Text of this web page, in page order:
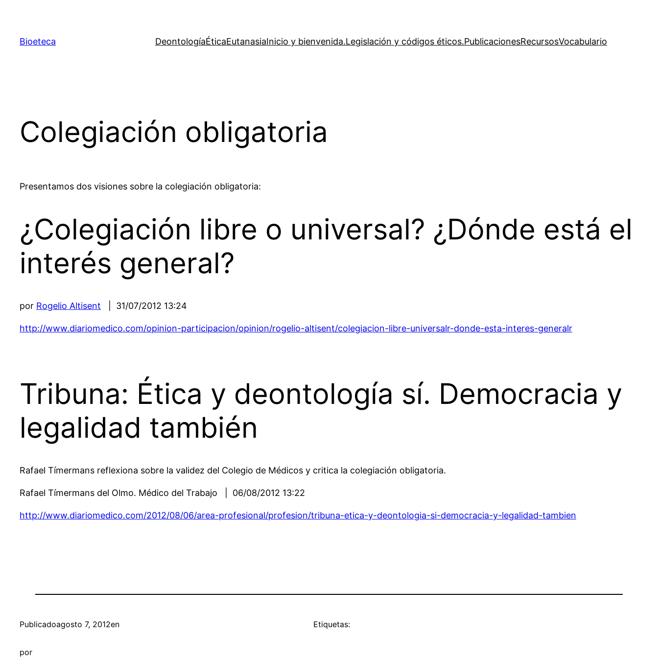
contenido
Bioeteca DeontologíaÉticaEutanasiaInicio y bienvenida.Legislación y códigos éticos.PublicacionesRecursosVocabulario
Colegiación obligatoria
Presentamos dos visiones sobre la colegiación obligatoria:
¿Colegiación libre o universal? ¿Dónde está el
interés general?
por Rogelio Altisent | 31/07/2012 13:24
http://www.diariomedico.com/opinion-participacion/opinion/rogelio-altisent/colegiacion-libre-universalr-donde-esta-interes-generalr
Tribuna: Ética y deontología sí. Democracia y
legalidad también
Rafael Tímermans reflexiona sobre la validez del Colegio de Médicos y critica la colegiación obligatoria.
Rafael Tímermans del Olmo. Médico del Trabajo | 06/08/2012 13:22
http://www.diariomedico.com/2012/08/06/area-profesional/profesion/tribuna-etica-y-deontologia-si-democracia-y-legalidad-tambien
Publicadoagosto 7, 2012en
por
Etiquetas: